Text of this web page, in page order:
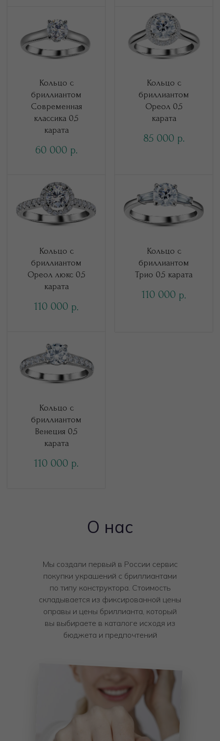
Кольцо с
бриллиантом
Современная
классика 0,5
карата
60 000 р.
Кольцо с
бриллиантом
Ореол 0,5
карата
85 000 р.
Кольцо с
бриллиантом
Ореол люкс 0,5
карата
110 000 р.
Кольцо с
бриллиантом
Трио 0,5 карата
110 000 р.
Кольцо с
бриллиантом
Венеция 0,5
карата
110 000 р.
О нас
Мы создали первый в России сервис
покупки украшений с бриллиантами
по типу конструктора. Стоимость
складывается из фиксированной цены
оправы и цены бриллианта, который
вы выбираете в каталоге исходя из
бюджета и предпочтений